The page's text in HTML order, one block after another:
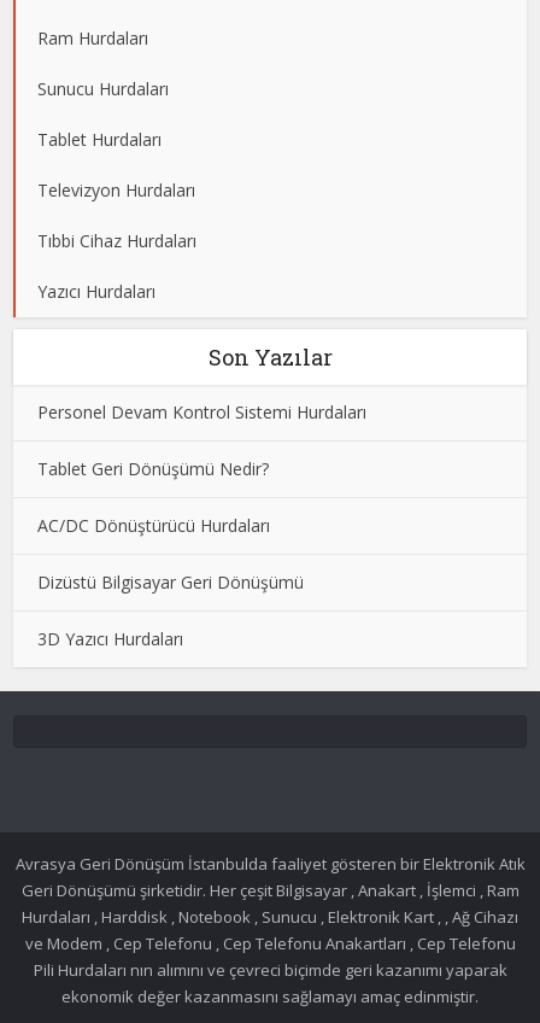
Ram Hurdaları
Sunucu Hurdaları
Tablet Hurdaları
Televizyon Hurdaları
Tıbbi Cihaz Hurdaları
Yazıcı Hurdaları
Son Yazılar
Personel Devam Kontrol Sistemi Hurdaları
Tablet Geri Dönüşümü Nedir?
AC/DC Dönüştürücü Hurdaları
Dizüstü Bilgisayar Geri Dönüşümü
3D Yazıcı Hurdaları
Avrasya Geri Dönüşüm İstanbulda faaliyet gösteren bir Elektronik Atık
Geri Dönüşümü şirketidir. Her çeşit Bilgisayar , Anakart , İşlemci , Ram
Hurdaları , Harddisk , Notebook , Sunucu , Elektronik Kart , , Ağ Cihazı
ve Modem , Cep Telefonu , Cep Telefonu Anakartları , Cep Telefonu
Pili Hurdaları nın alımını ve çevreci biçimde geri kazanımı yaparak
ekonomik değer kazanmasını sağlamayı amaç edinmiştir.